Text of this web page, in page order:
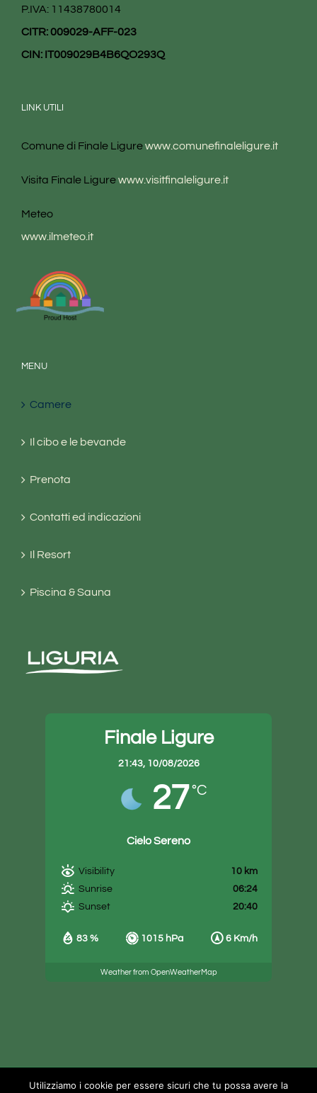
P.IVA: 11438780014
CITR: 009029-AFF-023
CIN: IT009029B4B6QO293Q
LINK UTILI
Comune di Finale Ligurewww.comunefinaleligure.it
Visita Finale Ligurewww.visitfinaleligure.it
Meteo
www.ilmeteo.it
MENU
Camere
Il cibo e le bevande
Prenota
Contatti ed indicazioni
Il Resort
Piscina & Sauna
Finale Ligure
21:43, 10/08/2026
27 °C
Cielo Sereno
83 % 1015 hPa 6 Km/h
Visibility
10 km
Sunrise
06:24
Sunset
20:40
Weather from OpenWeatherMap
Utilizziamo i cookie per essere sicuri che tu possa avere la